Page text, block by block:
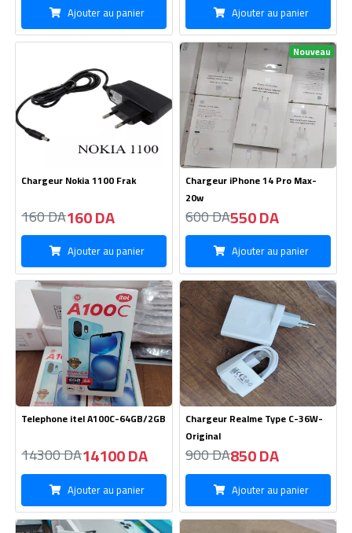
Telephone itel A100C-64GB/2GB
14300 DA14100 DA
Ajouter au panier
Chargeur Realme Type C-36W-
Original
900 DA 850 DA
Ajouter au panier
itel A80 128GB/4GB
17900 DA17700 DA
Ajouter au panier
Chargeur Nokia 6101
180 DA165 DA
Ajouter au panier